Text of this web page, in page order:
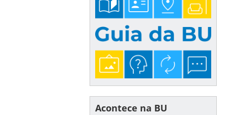
Acontece na BU